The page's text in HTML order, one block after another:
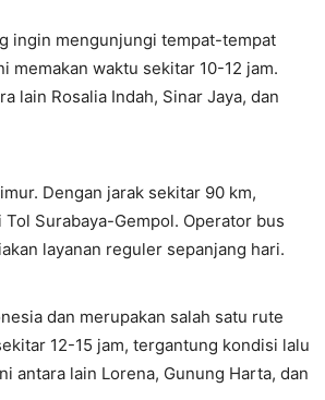
ingin mengunjungi tempat-tempat
memakan waktu sekitar 10-12 jam.
lain Rosalia Indah, Sinar Jaya, dan
Dengan jarak sekitar 90 km,
Surabaya-Gempol. Operator bus
layanan reguler sepanjang hari.
dan merupakan salah satu rute
12-15 jam, tergantung kondisi lalu
antara lain Lorena, Gunung Harta, dan